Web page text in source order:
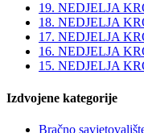
19. NEDJELJA
18. NEDJELJA
17. NEDJELJA
16. NEDJELJA
15. NEDJELJA
Izdvojene kategorije
Bračno